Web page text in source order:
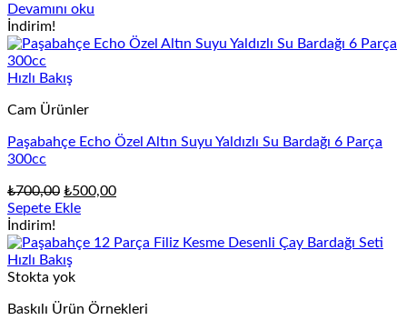
fiyat:
₺489,99.
Devamını oku
İndirim!
Hızlı Bakış
Cam Ürünler
Paşabahçe Echo Özel Altın Suyu Yaldızlı Su Bardağı 6 Parça
300cc
₺700,00 Orijinal
fiyat:
₺500,00Şu
₺500,00.
Sepete Ekle
İndirim!
Hızlı Bakış
Stokta yok
Baskılı Ürün Örnekleri